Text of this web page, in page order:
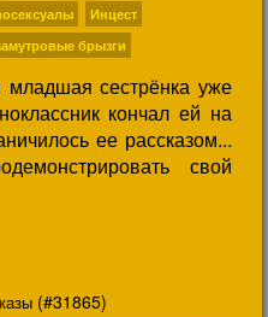
сестрёнка уже
кончал ей на
ее рассказом...
свой
Инцест
брызги
(#31865)